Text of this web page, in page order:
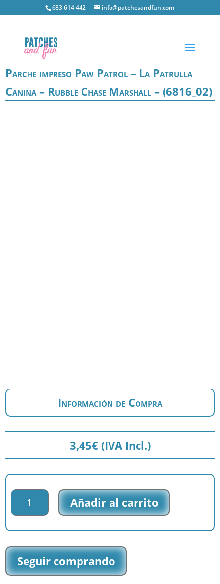
683 614 442 info@patchesandfun.com
Parche impreso Paw Patrol – La Patrulla
Canina – Rubble Chase Marshall – (6816_02)
Información de Compra
3,45€ (IVA Incl.)
Parche
impreso
Paw
Patrol
La
Patrulla
Canina
Añadir al carrito
Seguir comprando